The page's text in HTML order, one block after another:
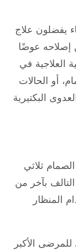
يفضلون علاج
إصلاحه عوضًا
العلاجية في
أو الحالات
البكتيرية
الصمام ثلاثي
بآخر من
المنظار
الأكبر